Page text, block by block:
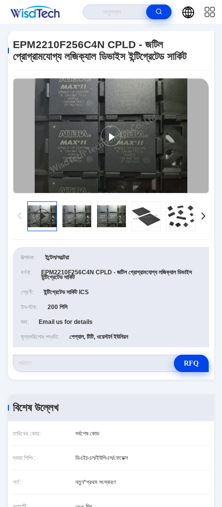
প্রোগ্রামযোগ্য লজিক্যাল ডিভাইস ইন্টিগ্রেটেড সার্কিট
EPM2210F256C4N CPLD - জটিল
প্রোগ্রামযোগ্য লজিক্যাল ডিভাইস ইন্টিগ্রেটেড সার্কিট
উত্পাদক: ইন্টেল/অল্টেরা
বর্ণনা: EPM2210F256C4N CPLD - জটিল প্রোগ্রামযোগ্য লজিক্যাল ডিভাইস
ইন্টিগ্রেটেড সার্কিট
শ্রেণী: ইন্টিগ্রেটেড সার্কিট ICS
ইন-স্টক: 200 পিসি
দাম: Email us for details
মূল্যপরিশোধ পদ্ধতি: পেপ্যাল, টিটি, ওয়েস্টার্ন ইউনিয়ন
RFQ
বিশেষ উল্লেখ
তারিখের কোড: সর্বশেষ কোড
দ্বারা শিপিং: ডিএইচএল/ইউপিএস/ফেডেক্স
শর্ত: নতুন*প্রথম সংস্করণ